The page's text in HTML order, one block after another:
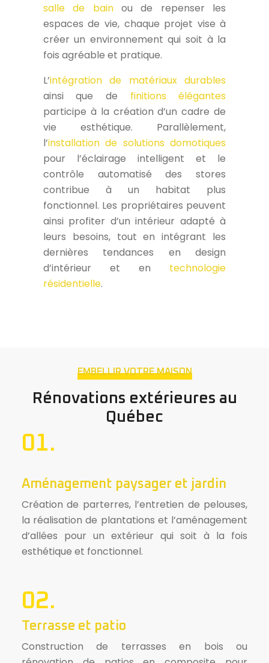
salle de bainou de repenser les
espaces de vie, chaque projet vise à
créer un environnement qui soit à la
fois agréable et pratique.
L’intégration de matériaux durables
ainsi que de finitions élégantes
participe à la création d’un cadre de
vie esthétique. Parallèlement,
l’installation de solutions domotiques
pour l’éclairage intelligent et le
contrôle automatisé des stores
contribue à un habitat plus
fonctionnel. Les propriétaires peuvent
ainsi profiter d’un intérieur adapté à
leurs besoins, tout en intégrant les
dernières tendances en design
d’intérieur et en technologie
résidentielle.
EMBELLIR VOTRE MAISON
Rénovations extérieures au
Québec
01.
Aménagement paysager et jardin
Création de parterres, l’entretien de pelouses,
la réalisation de plantations et l’aménagement
d’allées pour un extérieur qui soit à la fois
esthétique et fonctionnel.
02.
Terrasse et patio
Construction de terrasses en bois ou